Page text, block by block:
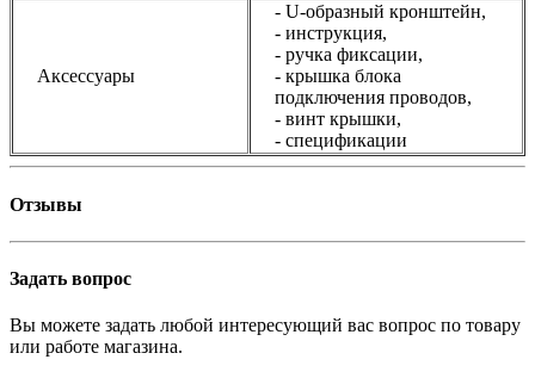
Аксессуары
- U-образный кронштейн,
- инструкция,
- ручка фиксации,
- крышка блока
подключения проводов,
- винт крышки,
- спецификации
Отзывы
Задать вопрос
Вы можете задать любой интересующий вас вопрос по товару
или работе магазина.